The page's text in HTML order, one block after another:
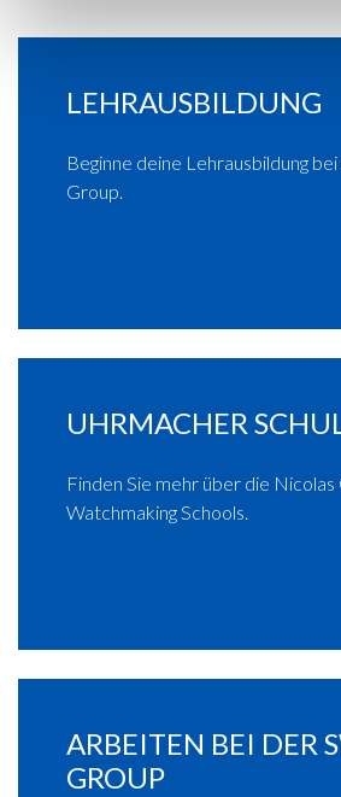
LEHRAUSBILDUNG
Beginne deine Lehrausbildung
Group.
UHRMACHER
Finden Sie mehr über die Nicolas
Watchmaking Schools.
ARBEITEN BEI DER
GROUP